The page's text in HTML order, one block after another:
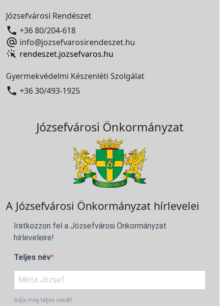
Józsefvárosi Rendészet
 +36 80/204-618
 info@jozsefvarosirendeszet.hu
rendeszet.jozsefvaros.hu
Gyermekvédelmi Készenléti Szolgálat
 +36 30/493-1925
Józsefvárosi Önkormányzat
A Józsefvárosi Önkormányzat hírlevelei
Iratkozzon fel a Józsefvárosi Önkormányzat
hírleveleire!
Teljes név
Adja meg teljes nevét!